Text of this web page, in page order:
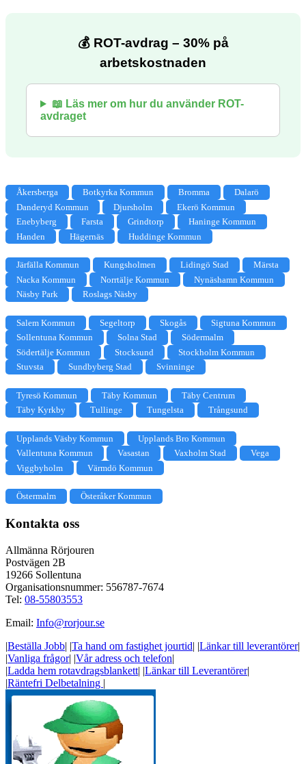
💰 ROT-avdrag – 30% på
arbetskostnaden
📖 Läs mer om hur du använder ROT-
avdraget
Åkersberga Botkyrka Kommun Bromma
Dalarö
Danderyd Kommun
Djursholm
Ekerö Kommun
Enebyberg
Farsta Grindtorp
Haninge Kommun
Handen
Hägernäs Huddinge Kommun
Järfälla Kommun Kungsholmen Lidingö Stad
Märsta
Nacka Kommun
Norrtälje Kommun
Nynäshamn Kommun
Näsby Park
Roslags Näsby
Salem Kommun Segeltorp Skogås
Sigtuna Kommun
Sollentuna Kommun
Solna Stad
Södermalm
Södertälje Kommun
Stocksund
Stockholm Kommun
Stuvsta
Sundbyberg Stad Svinninge
Tyresö Kommun Täby Kommun
Täby Centrum
Täby Kyrkby
Tullinge Tungelsta Trångsund
Upplands Väsby Kommun
Upplands Bro Kommun
Vallentuna Kommun
Vasastan Vaxholm Stad
Vega
Viggbyholm
Värmdö Kommun
Östermalm Österåker Kommun
Kontakta oss
Allmänna Rörjouren
Postvägen 2B
19266 Sollentuna
Organisationsnummer: 556787-7674
Tel: 08-55803553
Email: Info@rorjour.se
|Beställa Jobb| |Ta hand om fastighet jourtid| |Länkar till leverantörer|
|Vanliga frågor| |Vår adress och telefon|
|Ladda hem rotavdragsblankett| |Länkar till Leverantörer|
|Räntefri Delbetalning |